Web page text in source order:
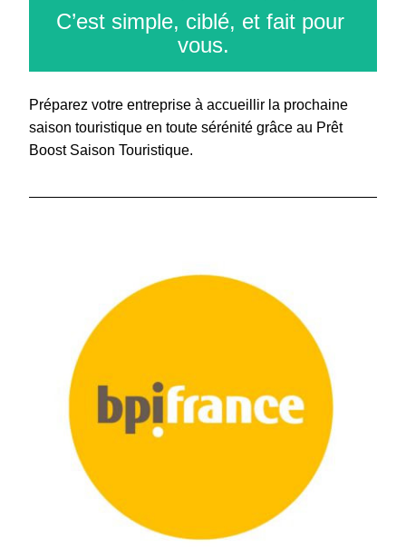
C’est simple, ciblé, et fait pour
vous.
Préparez votre entreprise à accueillir la prochaine
saison touristique en toute sérénité grâce au Prêt
Boost Saison Touristique.